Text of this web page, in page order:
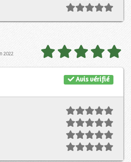
2022
Avis vérifié